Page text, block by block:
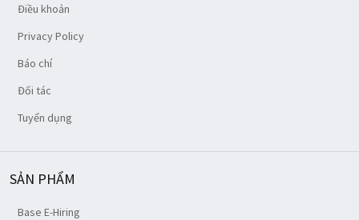
Điều khoản
Privacy Policy
Báo chí
Đối tác
Tuyển dụng
SẢN PHẨM
Base E-Hiring